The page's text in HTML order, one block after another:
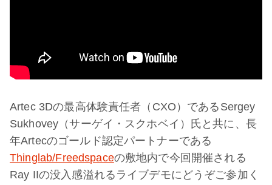
Artec 3Dの最高体験責任者（CXO）であるSergey
Sukhovey（サーゲイ・スクホベイ）氏と共に、長
年Artecのゴールド認定パートナーである
Thinglab/Freedspaceの敷地内で今回開催される
Ray IIの没入感溢れるライブデモにどうぞご参加く